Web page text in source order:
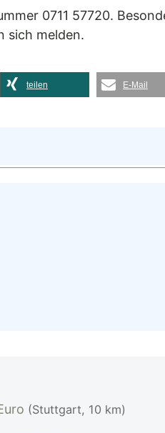
0711 57720.
sich melden.
teilen E-Mail
(Stuttgart, 10 km)